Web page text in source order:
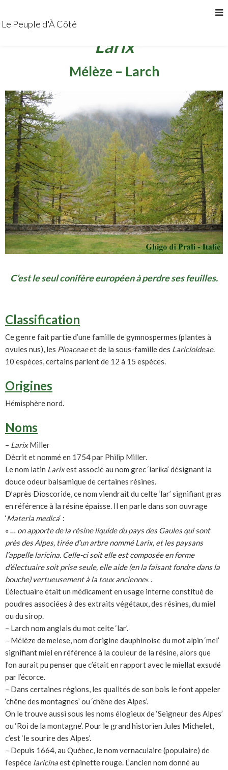
Larix
Mélèze – Larch
C’est le seul conifère européen à perdre ses feuilles.
Classification
Ce genre fait partie d’une famille de gymnospermes (plantes à
ovules nus), les Pinaceaeet de la sous-famille des Laricioideae.
10 espèces, certains parlent de 12 à 15 espèces.
Origines
Hémisphère nord.
Noms
– LarixMiller
Décrit et nommé en 1754 par Philip Miller.
Le nom latin Larixest associé au nom grec ‘larika’ désignant la
douce odeur balsamique de certaines résines.
D’après Dioscoride, ce nom viendrait du celte ‘lar’ signifiant gras
en référence à la résine épaisse. Il en parle dans son ouvrage
‘Materia medica‘ :
« … on apporte de la résine liquide du pays des Gaules qui sont
près des Alpes, tirée d’un arbre nommé Larix, et les paysans
l’appelle laricina. Celle-ci soit elle est composée en forme
d’électuaire soit prise seule, elle aide (en la faisant fondre dans la
bouche) vertueusement à la toux ancienne« .
L’électuaire était un médicament en usage interne constitué de
poudres associées à des extraits végétaux, des résines, du miel
ou du sirop.
– Larch nom anglais du mot celte ‘lar’.
– Mélèze de melese, nom d’origine dauphinoise du mot alpin ‘mel’
signifiant miel en référence à la couleur de la résine, alors que
l’on aurait pu penser que c’était en rapport avec le miellat exsudé
par l’écorce.
– Dans certaines régions, les qualités de son bois le font appeler
‘chêne des montagnes’ ou ‘chêne des Alpes’.
On le trouve aussi sous les noms élogieux de ‘Seigneur des Alpes’
ou ‘Roi de la montagne’. Pour le grand historien Jules Michelet,
c’est ‘le sourire des Alpes’.
– Depuis 1664, au Québec, le nom vernaculaire (populaire) de
l’espèce laricinaest épinette rouge. L’ancien nom donné au
Le Peuple d'À Côté